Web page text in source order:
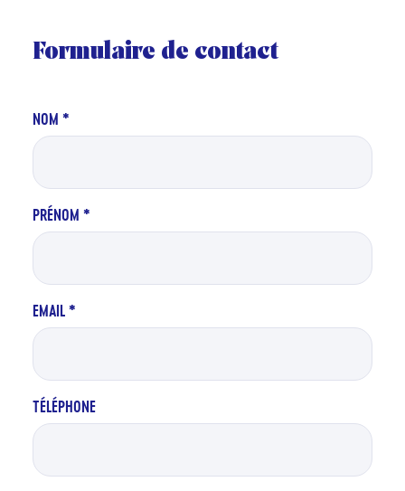
Formulaire de contact
NOM *
PRÉNOM *
EMAIL*
TÉLÉPHONE